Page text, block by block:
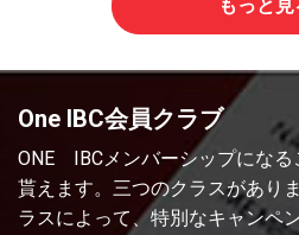
もっと見
One IBC会員クラブ
ONE IBCメンバーシップになる
貰えます。三つのクラスがあり
ラスによって、特別なキャンペ